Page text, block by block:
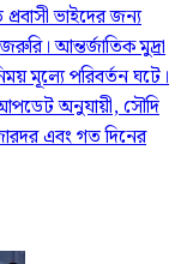
প্রবাসী ভাইদের জন্য
আন্তর্জাতিক মুদ্রা
মূল্যে পরিবর্তন ঘটে।
অনুযায়ী, সৌদি
এবং গত দিনের